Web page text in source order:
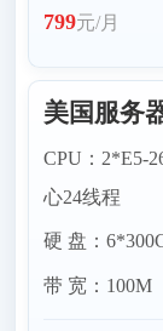
799元/月
美国服务
CPU：2*E5-
心24线程
硬 盘：
带 宽：100M